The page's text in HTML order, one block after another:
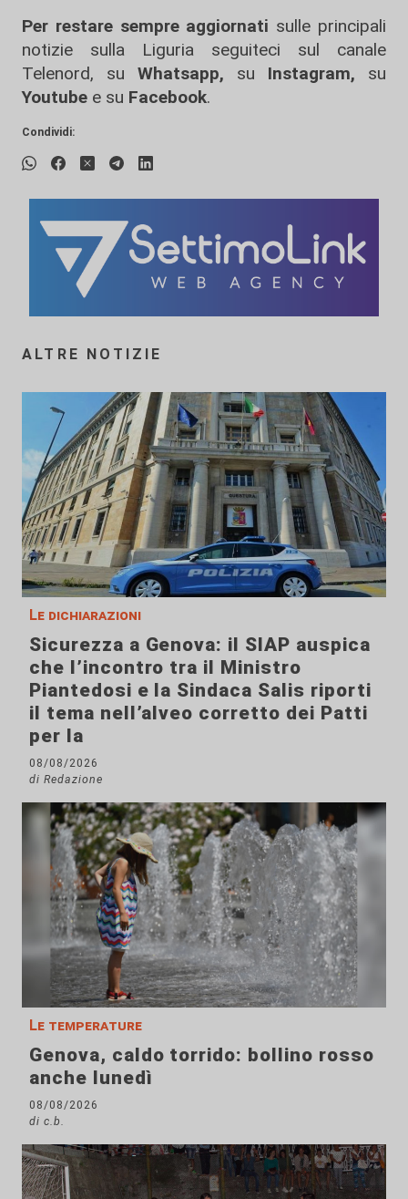
Per restare sempre aggiornati sulle principali
notizie sulla Liguria seguiteci sul canale
Telenord, su
Whatsapp, su Instagram, su
Youtube e su Facebook.
Condividi:
ALTRE NOTIZIE
Le dichiarazioni
Sicurezza a Genova: il SIAP auspica
che l’incontro tra il Ministro
Piantedosi e la Sindaca Salis riporti
il tema nell’alveo corretto dei Patti
per la
08/08/2026
di Redazione
Le temperature
Genova, caldo torrido: bollino rosso
anche lunedì
08/08/2026
di c.b.